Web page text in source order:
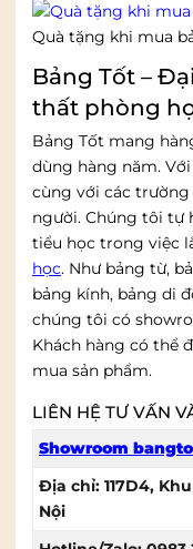
Quà tặng khi mua
Bảng Tốt –
thất phòng
Bảng Tốt mang
dùng hàng năm.
cùng với các
người. Chúng tôi tự
tiểu học trong việc
học. Như bảng từ,
bảng kính, bảng di
chúng tôi có
Khách hàng có thể
mua sản phẩm.
LIÊN HỆ TƯ VẤN
Showroom
Địa chỉ: 117D4,
Nội